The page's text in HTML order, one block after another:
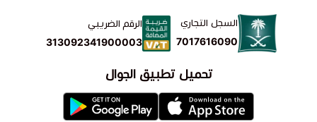
السجل التجاري
7017616090
الرقم الضريبي
313092341900003
تحميل تطبيق الجوال